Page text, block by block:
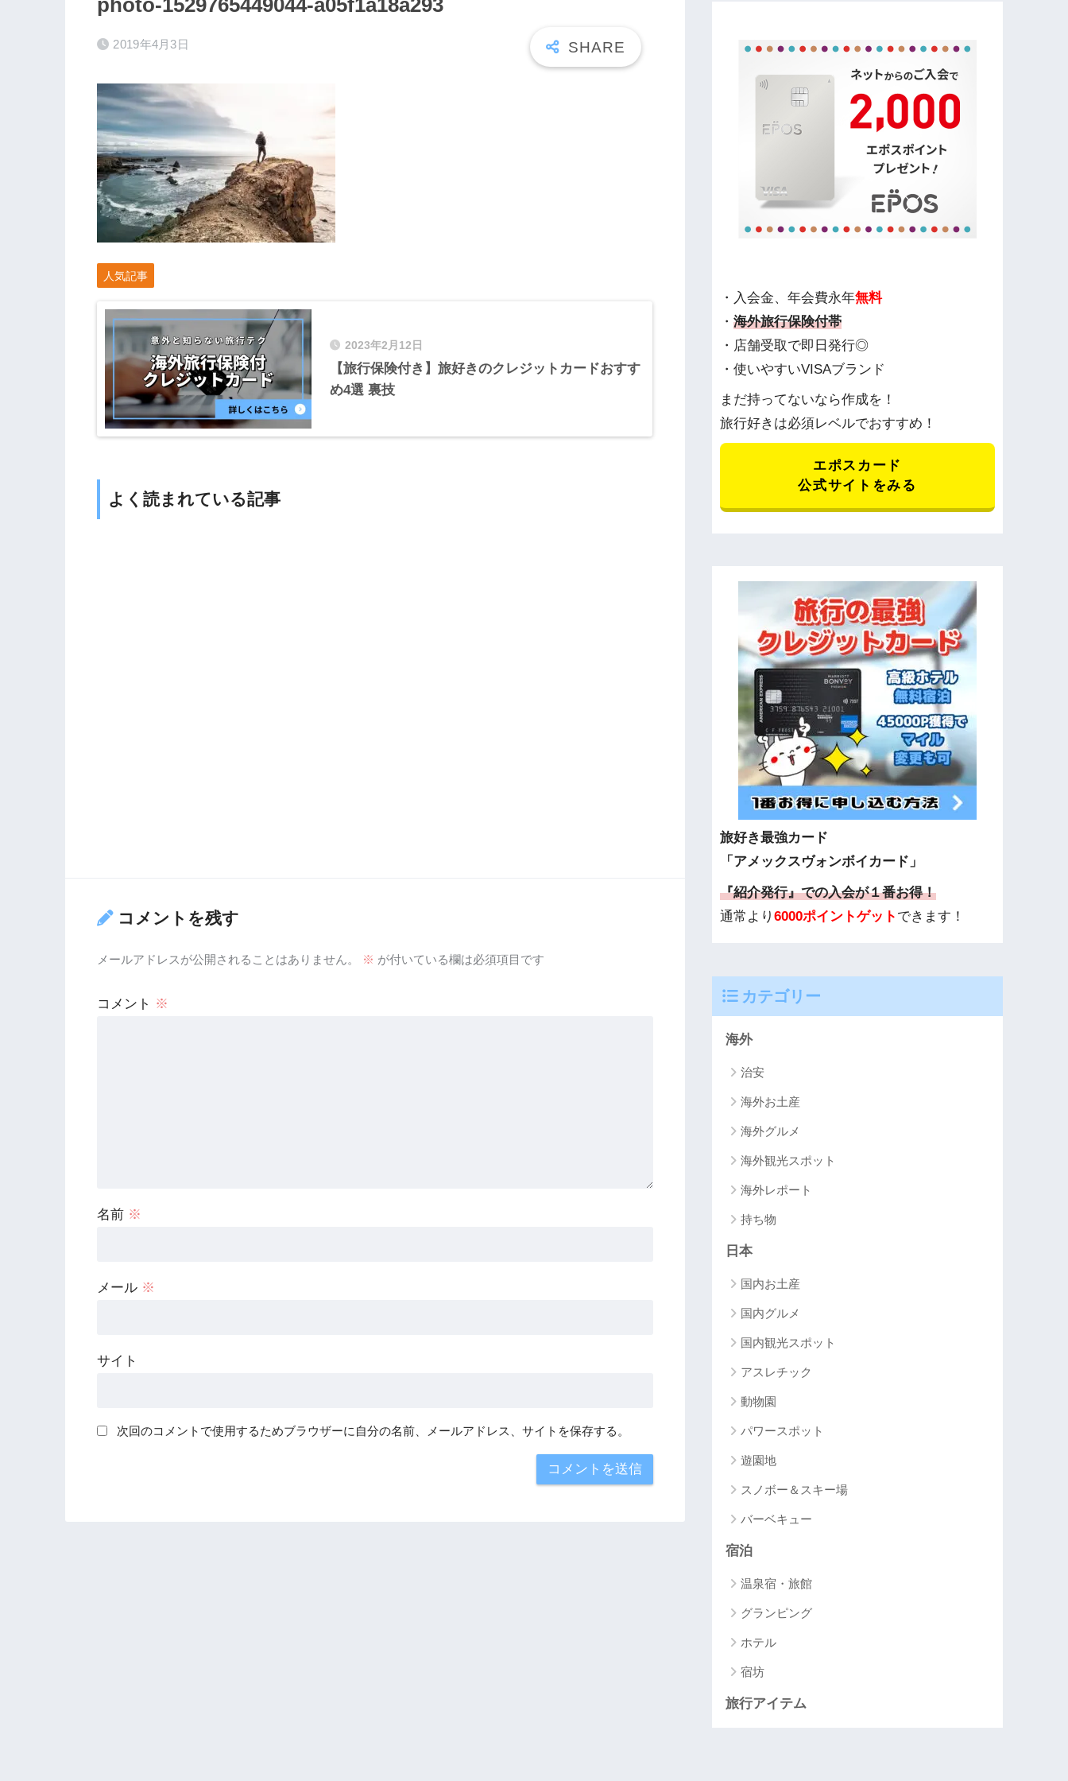
photo-1529765449044-a05f1a18a293
2019年4月3日
人気記事
2023年2月12日
【旅行保険付き】旅好きのクレジットカードおすす
め4選 裏技
よく読まれている記事
コメントを残す
メールアドレスが公開されることはありません。 ※ が付いている欄は必須項目です
コメント ※
名前 ※
メール ※
サイト
次回のコメントで使用するためブラウザーに自分の名前、メールアドレス、サイトを保存する。
・入会金、年会費永年無料
・海外旅行保険付帯
・店舗受取で即日発行◎
・使いやすいVISAブランド
まだ持ってないなら作成を！
旅行好きは必須レベルでおすすめ！
エポスカード
公式サイトをみる
旅好き最強カード
「アメックスヴォンボイカード」
『紹介発行』での入会が１番お得！
通常より6000ポイントゲット できます！
カテゴリー
海外
治安
海外お土産
海外グルメ
海外観光スポット
海外レポート
持ち物
日本
国内お土産
国内グルメ
国内観光スポット
アスレチック
動物園
パワースポット
遊園地
スノボー＆スキー場
バーベキュー
宿泊
温泉宿・旅館
グランピング
ホテル
宿坊
旅行アイテム